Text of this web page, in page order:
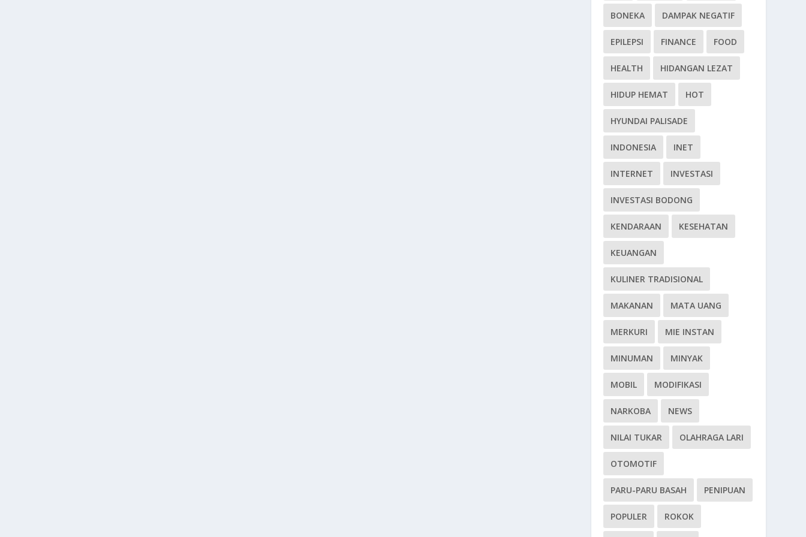
BONEKA DAMPAK NEGATIF
EPILEPSI FINANCE FOOD
HEALTH HIDANGAN LEZAT
HIDUP HEMAT HOT
HYUNDAI PALISADE
INDONESIA INET
INTERNET INVESTASI
INVESTASI BODONG
KENDARAAN KESEHATAN
KEUANGAN
KULINER TRADISIONAL
MAKANAN MATA UANG
MERKURI MIE INSTAN
MINUMAN MINYAK
MOBIL MODIFIKASI
NARKOBA NEWS
NILAI TUKAR OLAHRAGA LARI
OTOMOTIF
PARU-PARU BASAH PENIPUAN
POPULER ROKOK